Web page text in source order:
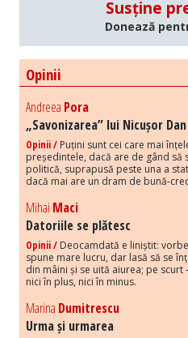
Susține
Donează
Opinii
Andreea Pora
„Savonizarea” lui Nicușor Dan
Opinii / Puțini sunt cei care mai
președintele, dacă are de gând să
politică, suprapusă peste una a
dacă mai are un dram de bună-
Mihai Maci
Datoriile se plătesc
Opinii / Deocamdată e liniștit:
spune mare lucru, dar lasă să se
din mâini și se uită aiurea; pe scurt
nici în plus, nici în minus.
Marina Dumitrescu
Urma și urmarea